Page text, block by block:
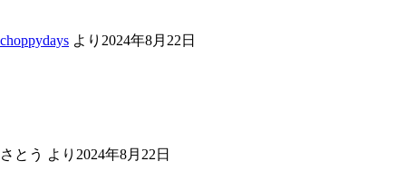
choppydays より 2024年8月22日
さとう より 2024年8月22日